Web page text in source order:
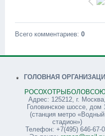
Всего комментариев: 0
ГОЛОВНАЯ
Адрес: 125212, г. Москва,
Головинское шоссе, дом 1
(станция метро «Водный
стадион»)
Телефон: +7(495) 646-67-